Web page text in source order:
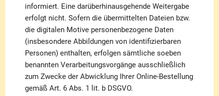
informiert. Eine darüberhinausgehende Weitergabe
erfolgt nicht. Sofern die übermittelten Dateien bzw.
die digitalen Motive personenbezogene Daten
(insbesondere Abbildungen von identifizierbaren
Personen) enthalten, erfolgen sämtliche soeben
benannten Verarbeitungsvorgänge ausschließlich
zum Zwecke der Abwicklung Ihrer Online-Bestellung
gemäß Art. 6 Abs. 1 lit. b DSGVO.